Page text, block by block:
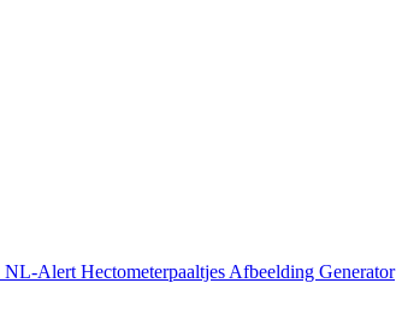
NL-Alert Hectometerpaaltjes Afbeelding Generator